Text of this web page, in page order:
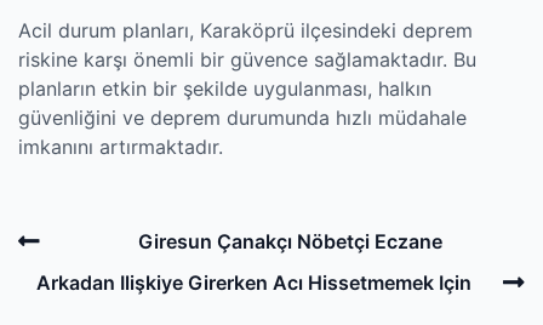
Acil durum planları, Karaköprü ilçesindeki deprem
riskine karşı önemli bir güvence sağlamaktadır. Bu
planların etkin bir şekilde uygulanması, halkın
güvenliğini ve deprem durumunda hızlı müdahale
imkanını artırmaktadır.
Post
navigation
Previous
Post
Giresun Çanakçı Nöbetçi Eczane
Arkadan Ilişkiye Girerken Acı Hissetmemek Için